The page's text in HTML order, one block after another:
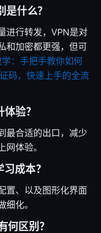
什么？
进行转发，VPN是对
和加密都更强，但可
：手把手教你如何
码，快速上手的全流
验？
最合适的出口，减少
网体验。
成本？
置、以及图形化界面
细化。
何区别？